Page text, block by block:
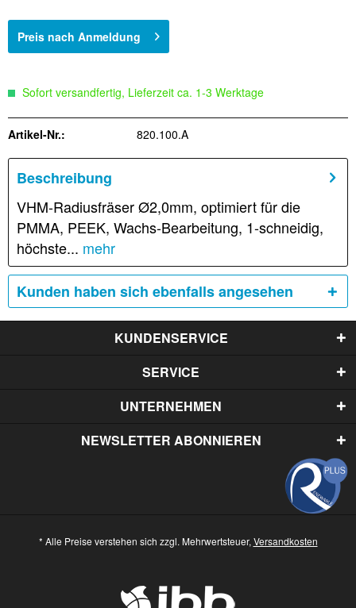
Preis nach Anmeldung
Sofort versandfertig, Lieferzeit ca. 1-3 Werktage
Artikel-Nr.: 820.100.A
Beschreibung
VHM-Radiusfräser Ø2,0mm, optimiert für die
PMMA, PEEK, Wachs-Bearbeitung, 1-schneidig,
höchste... mehr
Kunden haben sich ebenfalls angesehen
KUNDENSERVICE
SERVICE
UNTERNEHMEN
NEWSLETTER ABONNIEREN
* Alle Preise verstehen sich zzgl. Mehrwertsteuer, Versandkosten